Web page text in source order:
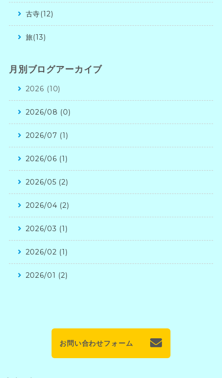
古寺(12)
旅(13)
月別ブログアーカイブ
2026 (10)
2026/08 (0)
2026/07 (1)
2026/06 (1)
2026/05 (2)
2026/04 (2)
2026/03 (1)
2026/02 (1)
2026/01 (2)
お問い合わせフォーム